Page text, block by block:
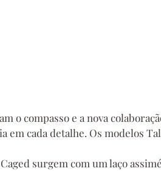
o compasso e a nova
em cada detalhe. Os modelos
surgem com um laço